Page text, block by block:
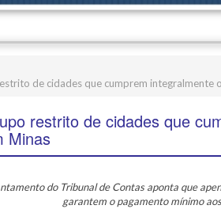
de cidades que cumprem integralmente
restrito de cidades que
Minas
do Tribunal de Contas aponta que
garantem o pagamento mínimo